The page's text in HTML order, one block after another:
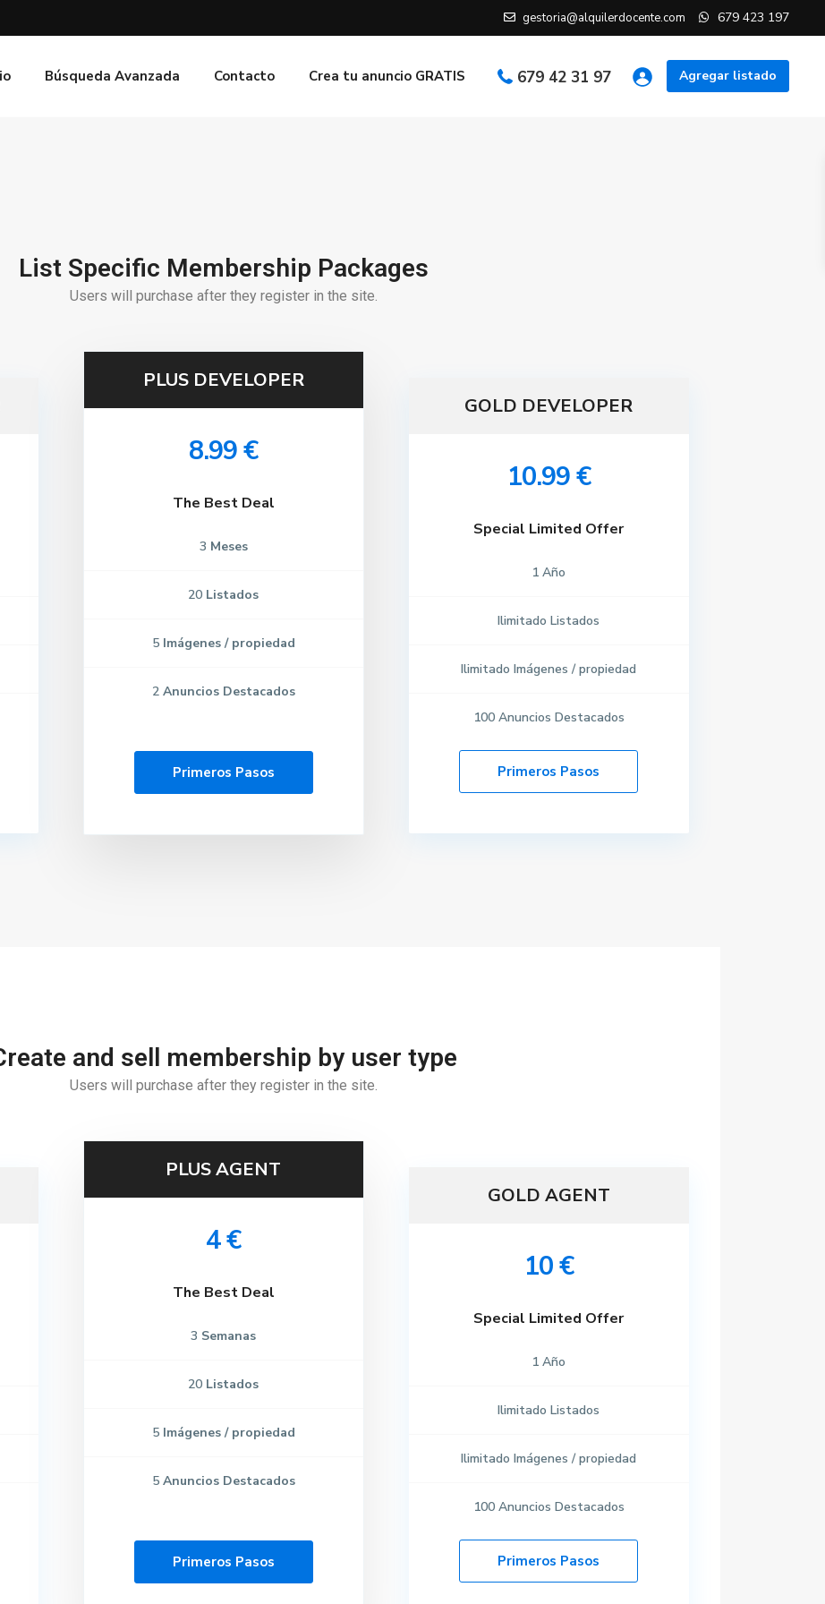
gestoria@alquilerdocente.com 679 423 197
Agregar listado
679 42 31 97
Búsqueda Avanzada Contacto Crea tu anuncio GRATIS
List Specific Membership Packages
Users will purchase after they register in the site.
PLUS DEVELOPER
8.99 €
The Best Deal
3 Meses
20 Listados
5Imágenes / propiedad
2Anuncios Destacados
Primeros Pasos
GOLD DEVELOPER
10.99 €
Special Limited Offer
1 Año
IlimitadoListados
Ilimitado Imágenes / propiedad
100Anuncios Destacados
Primeros Pasos
and sell membership by user type
Users will purchase after they register in the site.
PLUS AGENT
4 €
The Best Deal
3 Semanas
20 Listados
5Imágenes / propiedad
5Anuncios Destacados
Primeros Pasos
GOLD AGENT
10 €
Special Limited Offer
1 Año
IlimitadoListados
Ilimitado Imágenes / propiedad
100Anuncios Destacados
Primeros Pasos
Listado por provincias Últimas propiedades
637470134 Yolanda
Piso en Albacete
Mercedes
Apto en Pepino,
Toledo.